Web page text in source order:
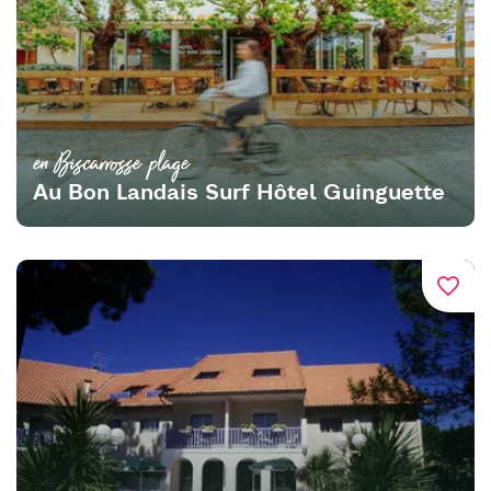
en Biscarrosse plage
Au Bon Landais Surf Hôtel Guinguette
favorite_border